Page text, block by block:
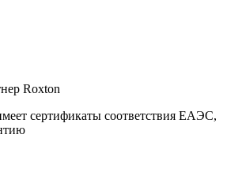
Roxton
сертификаты соответствия ЕАЭС,